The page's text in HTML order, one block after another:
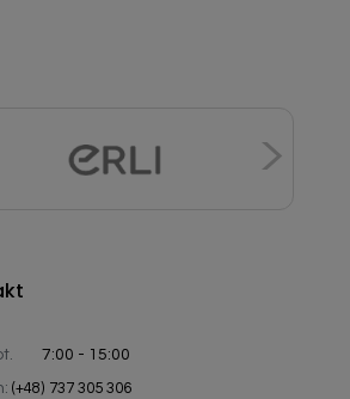
7:00 - 15:00
(+48) 737 305 306